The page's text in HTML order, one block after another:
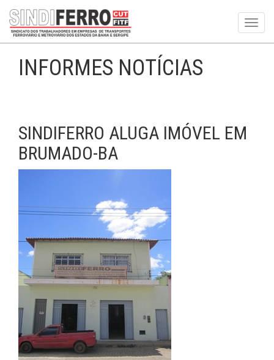
INFORMES NOTÍCIAS
SINDIFERRO ALUGA IMÓVEL EM
BRUMADO-BA